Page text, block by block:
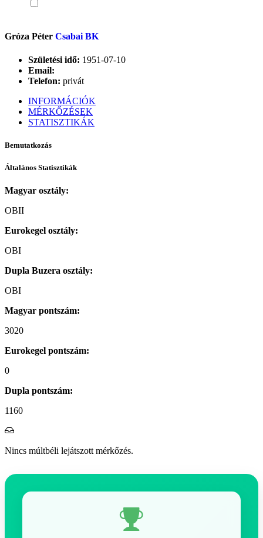
Gróza Péter Csabai BK
Születési idő: 1951-07-10
Email:
Telefon: privát
INFORMÁCIÓK
MÉRKŐZÉSEK
STATISZTIKÁK
Bemutatkozás
Általános Statisztikák
Magyar osztály:
OBII
Eurokegel osztály:
OBI
Dupla Buzera osztály:
OBI
Magyar pontszám:
3020
Eurokegel pontszám:
0
Dupla pontszám:
1160
Nincs múltbéli lejátszott mérkőzés.